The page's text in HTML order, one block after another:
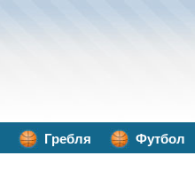
Гребля Футбол